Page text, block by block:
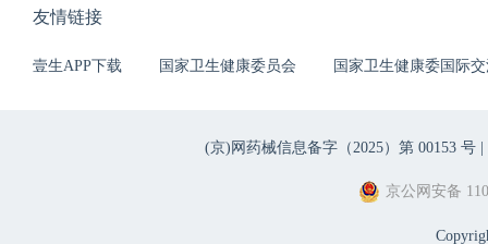
友情链接
壹生APP下载 国家卫生健康委员会 国家卫生健康委国际
(京)网药械信息备字（2025）第 00153 号 |
京公网安备